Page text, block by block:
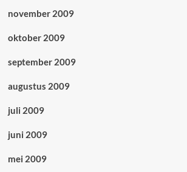
november 2009
oktober 2009
september 2009
augustus 2009
juli 2009
juni 2009
mei 2009